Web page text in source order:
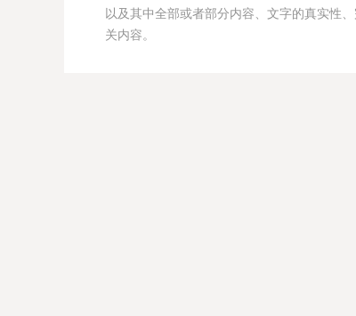
以及其中全部或者部分内容、文字的真实性
关内容。